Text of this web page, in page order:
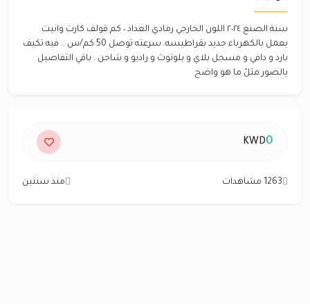
سنة الصنع ٢٠٢٤ اللون الخارجي رمادي العداد ٠ كم قولف كارت وانيت
يعمل بالكهرباء جديد بقراطيسه. سرعته توصل 50 كم/س .. فيه تكيف
بارد و دافي و مسجل بلاي و بلوتوث و راديو و شاحن . باقي التفاصيل
بالصور مثلً ما هو واضح
0
KWD
1263 مشاهدات منذ سنتين